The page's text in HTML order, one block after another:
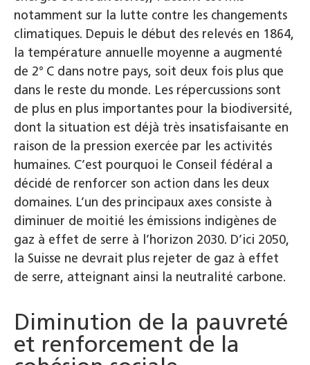
notamment sur la lutte contre les changements
climatiques. Depuis le début des relevés en 1864,
la température annuelle moyenne a augmenté
de 2° C dans notre pays, soit deux fois plus que
dans le reste du monde. Les répercussions sont
de plus en plus importantes pour la biodiversité,
dont la situation est déjà très insatisfaisante en
raison de la pression exercée par les activités
humaines. C’est pourquoi le Conseil fédéral a
décidé de renforcer son action dans les deux
domaines. L’un des principaux axes consiste à
diminuer de moitié les émissions indigènes de
gaz à effet de serre à l’horizon 2030. D’ici 2050,
la Suisse ne devrait plus rejeter de gaz à effet
de serre, atteignant ainsi la neutralité carbone.
Diminution de la pauvreté
et renforcement de la